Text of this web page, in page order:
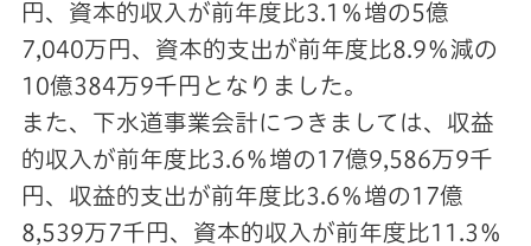
円、資本的収入が前年度比3.1％増の5億
7,040万円、資本的支出が前年度比8.9％減の
10億384万9千円となりました。
また、下水道事業会計につきましては、収益
的収入が前年度比3.6％増の17億9,586万9千
円、収益的支出が前年度比3.6％増の17億
8,539万7千円、資本的収入が前年度比11.3％